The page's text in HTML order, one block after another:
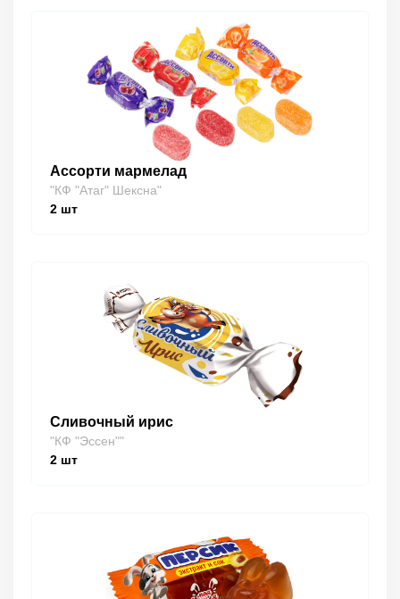
Ассорти мармелад
"КФ "Атаг" Шексна"
2 шт
Сливочный ирис
"КФ "Эссен""
2 шт